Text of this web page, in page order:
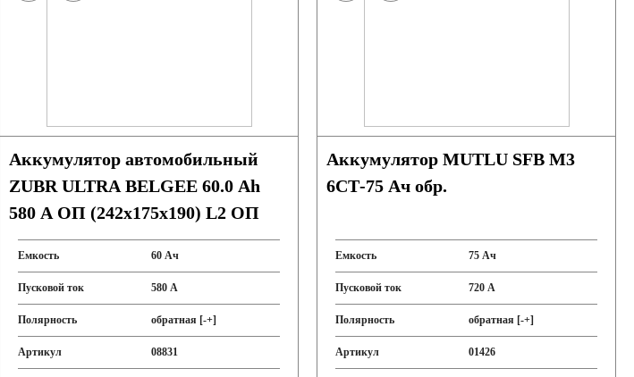
Аккумулятор автомобильный
ZUBR ULTRA BELGEE 60.0 Ah
580 A ОП (242x175x190) L2 ОП
Емкость 60 Ач
Пусковой ток 580 А
Полярность обратная [-+]
Артикул 08831
Аккумулятор MUTLU SFB M3
6СТ-75 Ач обр.
Емкость 75 Ач
Пусковой ток 720 А
Полярность обратная [-+]
Артикул 01426